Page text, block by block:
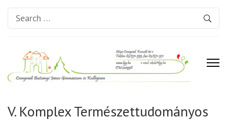
Search
for:
Gimnázium és Kollégium
V. Komplex Természettudományos